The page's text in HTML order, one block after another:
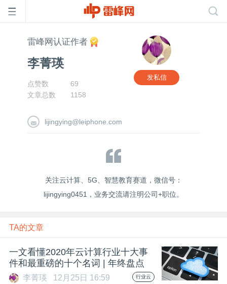
首
开
课
雷峰网认证作者
李菁瑛
点赞数
69
文章总数
1158
发私信
lijingying@leiphone.com
关注云计算、5G、智慧教育赛道，微信号：
lijingying0451，业务交流请注明公司+职位。
TA的文章
一文看懂2020年云计算行业十大事
件和最重磅的十个名词 | 年终盘点
李菁瑛 12月25日 16:59 行业云